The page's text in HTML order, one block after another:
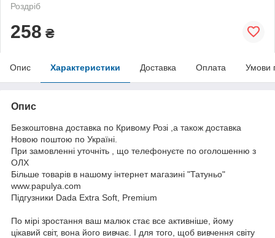
Роздріб
258 ₴
Опис Характеристики Доставка Оплата Умови
Опис
Безкоштовна доставка по Кривому Розі ,а також доставка
Новою поштою по Україні.
При замовленні уточніть , що телефонуєте по оголошенню з
ОЛХ
Більше товарів в нашому інтернет магазині "Татуньо"
www.papulya.com
Підгузники Dada Extra Soft, Premium
По мірі зростання ваш малюк стає все активніше, йому
цікавий світ, вона його вивчає. І для того, щоб вивчення світу